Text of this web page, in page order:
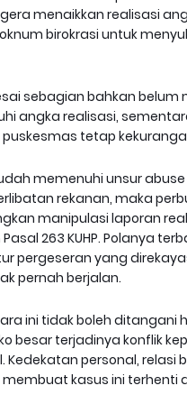
menaikkan realisasi
birokrasi untuk
sebagian bahkan belum
angka realisasi,
tetap
memenuhi unsur
rekanan, maka
manipulasi laporan
263 KUHP. Polanya
pergeseran yang
pernah berjalan.
ini tidak boleh ditangani
besar terjadinya konflik
Kedekatan personal, relasi
kasus ini terhenti